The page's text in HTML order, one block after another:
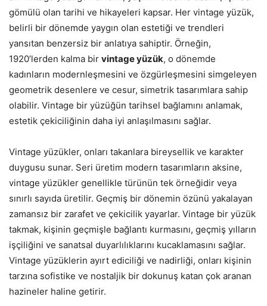
gömülü olan tarihi ve hikayeleri kapsar. Her vintage yüzük,
belirli bir dönemde yaygın olan estetiği ve trendleri
yansıtan benzersiz bir anlatıya sahiptir. Örneğin,
1920’lerden kalma bir vintage yüzük, o dönemde
kadınların modernleşmesini ve özgürleşmesini simgeleyen
geometrik desenlere ve cesur, simetrik tasarımlara sahip
olabilir. Vintage bir yüzüğün tarihsel bağlamını anlamak,
estetik çekiciliğinin daha iyi anlaşılmasını sağlar.
Vintage yüzükler, onları takanlara bireysellik ve karakter
duygusu sunar. Seri üretim modern tasarımların aksine,
vintage yüzükler genellikle türünün tek örneğidir veya
sınırlı sayıda üretilir. Geçmiş bir dönemin özünü yakalayan
zamansız bir zarafet ve çekicilik yayarlar. Vintage bir yüzük
takmak, kişinin geçmişle bağlantı kurmasını, geçmiş yılların
işçiliğini ve sanatsal duyarlılıklarını kucaklamasını sağlar.
Vintage yüzüklerin ayırt ediciliği ve nadirliği, onları kişinin
tarzına sofistike ve nostaljik bir dokunuş katan çok aranan
hazineler haline getirir.